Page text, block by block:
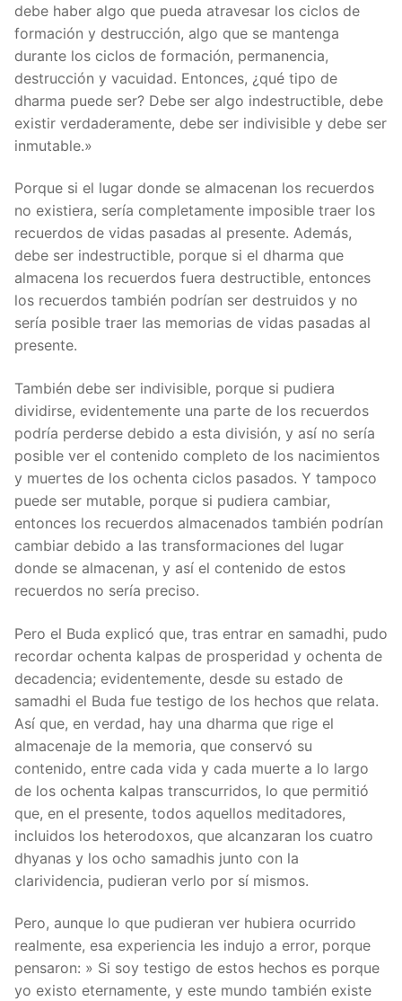
debe haber algo que pueda atravesar los ciclos de
formación y destrucción, algo que se mantenga
durante los ciclos de formación, permanencia,
destrucción y vacuidad. Entonces, ¿qué tipo de
dharma puede ser? Debe ser algo indestructible, debe
existir verdaderamente, debe ser indivisible y debe ser
inmutable.»
Porque si el lugar donde se almacenan los recuerdos
no existiera, sería completamente imposible traer los
recuerdos de vidas pasadas al presente. Además,
debe ser indestructible, porque si el dharma que
almacena los recuerdos fuera destructible, entonces
los recuerdos también podrían ser destruidos y no
sería posible traer las memorias de vidas pasadas al
presente.
También debe ser indivisible, porque si pudiera
dividirse, evidentemente una parte de los recuerdos
podría perderse debido a esta división, y así no sería
posible ver el contenido completo de los nacimientos
y muertes de los ochenta ciclos pasados. Y tampoco
puede ser mutable, porque si pudiera cambiar,
entonces los recuerdos almacenados también podrían
cambiar debido a las transformaciones del lugar
donde se almacenan, y así el contenido de estos
recuerdos no sería preciso.
Pero el Buda explicó que, tras entrar en samadhi, pudo
recordar ochenta kalpas de prosperidad y ochenta de
decadencia; evidentemente, desde su estado de
samadhi el Buda fue testigo de los hechos que relata.
Así que, en verdad, hay una dharma que rige el
almacenaje de la memoria, que conservó su
contenido, entre cada vida y cada muerte a lo largo
de los ochenta kalpas transcurridos, lo que permitió
que, en el presente, todos aquellos meditadores,
incluidos los heterodoxos, que alcanzaran los cuatro
dhyanas y los ocho samadhis junto con la
clarividencia, pudieran verlo por sí mismos.
Pero, aunque lo que pudieran ver hubiera ocurrido
realmente, esa experiencia les indujo a error, porque
pensaron: » Si soy testigo de estos hechos es porque
yo existo eternamente, y este mundo también existe